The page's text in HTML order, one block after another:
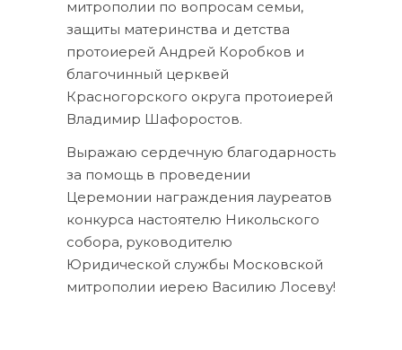
митрополии по вопросам семьи,
защиты материнства и детства
протоиерей Андрей Коробков и
благочинный церквей
Красногорского округа протоиерей
Владимир Шафоростов.
Выражаю сердечную благодарность
за помощь в проведении
Церемонии награждения лауреатов
конкурса настоятелю Никольского
собора, руководителю
Юридической службы Московской
митрополии иерею Василию Лосеву!